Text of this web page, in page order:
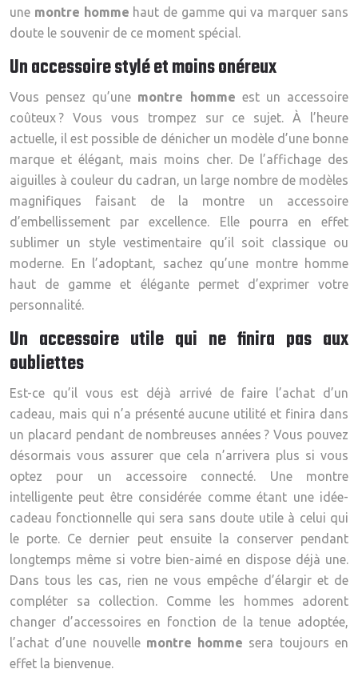
une montre homme haut de gamme qui va marquer sans
doute le souvenir de ce moment spécial.
Un accessoire stylé et moins onéreux
Vous pensez qu’une montre homme est un accessoire
coûteux ? Vous vous trompez sur ce sujet. À l’heure
actuelle, il est possible de dénicher un modèle d’une bonne
marque et élégant, mais moins cher. De l’affichage des
aiguilles à couleur du cadran, un large nombre de modèles
magnifiques faisant de la montre un accessoire
d’embellissement par excellence. Elle pourra en effet
sublimer un style vestimentaire qu’il soit classique ou
moderne. En l’adoptant, sachez qu’une montre homme
haut de gamme et élégante permet d’exprimer votre
personnalité.
Un accessoire utile qui ne finira pas aux
oubliettes
Est-ce qu’il vous est déjà arrivé de faire l’achat d’un
cadeau, mais qui n’a présenté aucune utilité et finira dans
un placard pendant de nombreuses années ? Vous pouvez
désormais vous assurer que cela n’arrivera plus si vous
optez pour un accessoire connecté. Une montre
intelligente peut être considérée comme étant une idée-
cadeau fonctionnelle qui sera sans doute utile à celui qui
le porte. Ce dernier peut ensuite la conserver pendant
longtemps même si votre bien-aimé en dispose déjà une.
Dans tous les cas, rien ne vous empêche d’élargir et de
compléter sa collection. Comme les hommes adorent
changer d’accessoires en fonction de la tenue adoptée,
l’achat d’une nouvelle montre homme sera toujours en
effet la bienvenue.